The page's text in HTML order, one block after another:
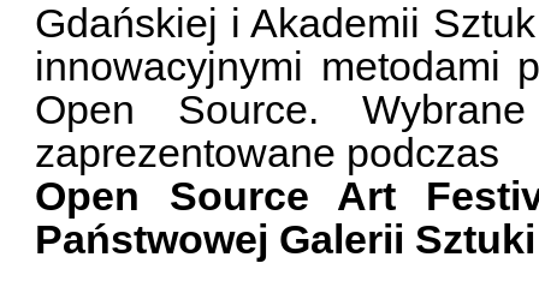
Gdańskiej i Akademii
innowacyjnymi metodami
Open Source.
zaprezentowane podczas
Open Source Art
Państwowej Galerii